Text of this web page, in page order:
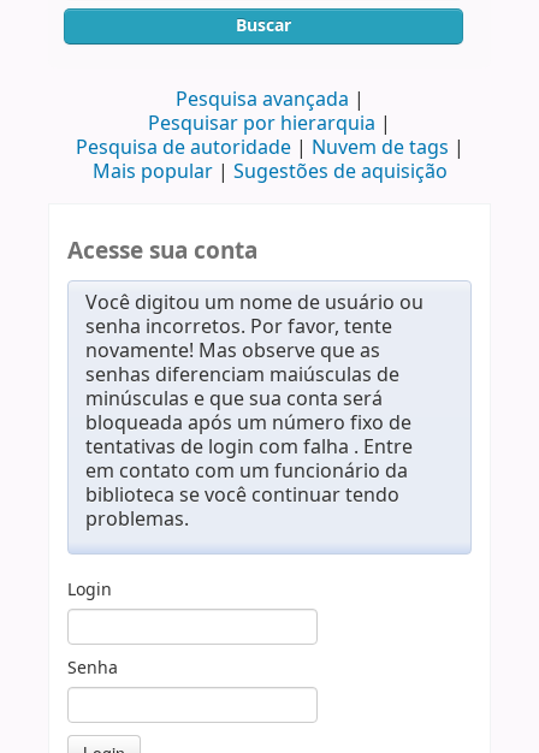
Buscar
Pesquisa avançada
Pesquisar por hierarquia
Pesquisa de autoridade
Nuvem de tags
Mais popular
Sugestões de aquisição
Acesse sua conta
Você digitou um nome de usuário ou
senha incorretos. Por favor, tente
novamente! Mas observe que as
senhas diferenciam maiúsculas de
minúsculas e que sua conta será
bloqueada após um número fixo de
tentativas de login com falha . Entre
em contato com um funcionário da
biblioteca se você continuar tendo
problemas.
Login
Senha